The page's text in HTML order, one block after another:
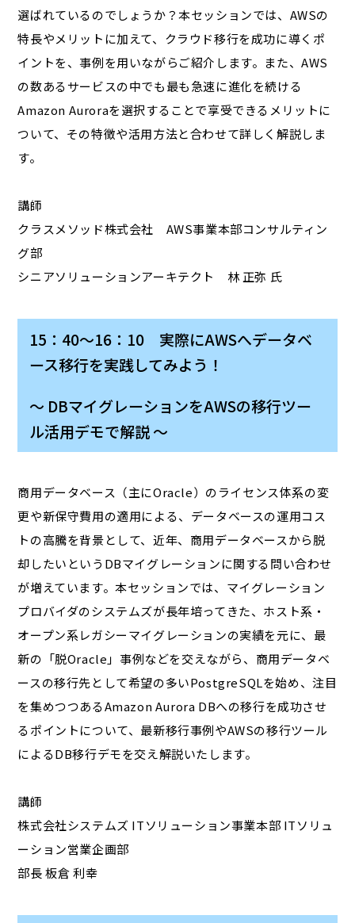
選ばれているのでしょうか？本セッションでは、AWSの
特長やメリットに加えて、クラウド移行を成功に導くポ
イントを、事例を用いながらご紹介します。また、AWS
の数あるサービスの中でも最も急速に進化を続ける
Amazon Auroraを選択することで享受できるメリットに
ついて、その特徴や活用方法と合わせて詳しく解説しま
す。
講師
クラスメソッド株式会社 AWS事業本部コンサルティン
グ部
シニアソリューションアーキテクト 林 正弥 氏
15：40～16：10 実際にAWSへデータベ
ース移行を実践してみよう！
～ DBマイグレーションをAWSの移行ツー
ル活用デモで解説 ～
商用データベース（主にOracle）のライセンス体系の変
更や新保守費用の適用による、データベースの運用コス
トの高騰を背景として、近年、商用データベースから脱
却したいというDBマイグレーションに関する問い合わせ
が増えています。本セッションでは、マイグレーション
プロバイダのシステムズが長年培ってきた、ホスト系・
オープン系レガシーマイグレーションの実績を元に、最
新の「脱Oracle」事例などを交えながら、商用データベ
ースの移行先として希望の多いPostgreSQLを始め、注目
を集めつつあるAmazon Aurora DBへの移行を成功させ
るポイントについて、最新移行事例やAWSの移行ツール
によるDB移行デモを交え解説いたします。
講師
株式会社システムズ ITソリューション事業本部 ITソリュ
ーション営業企画部
部長 板倉 利幸